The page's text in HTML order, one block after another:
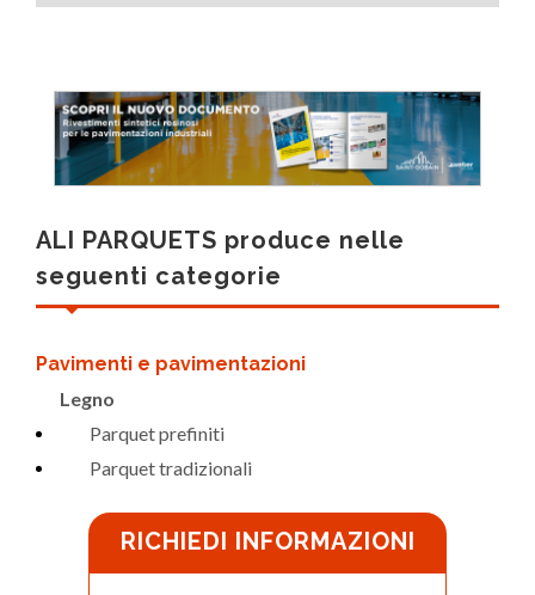
ALI PARQUETS produce nelle
seguenti categorie
Pavimenti e pavimentazioni
Legno
Parquet prefiniti
Parquet tradizionali
RICHIEDI INFORMAZIONI